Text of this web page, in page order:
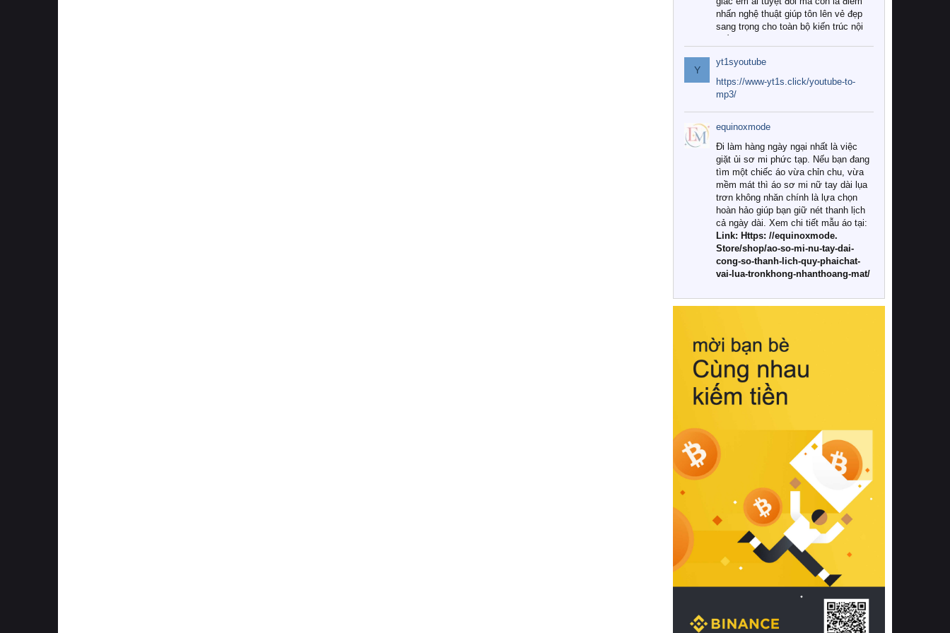
nhấn nghệ thuật giúp tôn lên vẻ đẹp
sang trọng cho toàn bộ kiến trúc nội
Tuy nhiên, giữa thị trường đa dạng
với vô vàn thương hiệu và mẫu mã
như hiện nay, làm thế nào để chọn
được những bộ chăn ga gối đệm cao
cấp thực sự chất lượng, phù hợp với
khí hậu và nhu cầu sử dụng của gia
đình? Hãy cùng chúng tôi đi tìm lời
giải đáp chi tiết qua bài viết dưới đây.
1. Tại sao các gia đình hiện đại lại ưa
chuộng chăn ga gối đệm cao cấp?
Khác với các dòng sản phẩm thông
thường, những bộ chăn ga gối đệm
cao cấp trải qua quy trình sản xuất
nghiêm ngặt từ khâu chọn lọc nguyên
liệu tự nhiên đến công nghệ dệt
nhuộm hiện đại không chứa hóa chất
này, bạn sẽ cảm nhận rõ rệt sự khác
hồi chuẩn xác của phần đệm nâng đỡ
cột sống.
Bên cạnh đó, việc lựa chọn các dòng
sản phẩm đạt chuẩn chất lượng quốc
tế còn giúp ngăn ngừa tình trạng kích
khuẩn và nấm mốc trong điều kiện
thời tiết nóng ẩm. Bạn có thể tìm hiểu
thêm các nghiên cứu khoa học về tác
động của giấc ngủ và môi trường
phòng ngủ đối với sức khỏe con
người tại Sleep Foundation (External
Link) để có cái nhìn toàn diện hơn.
2. Các tiêu chí vàng khi lựa chọn
chăn ga gối đệm cao cấp cho phòng
ngủ
Để sở hữu một bộ chăn ga gối đệm
cao cấp hoàn hảo cả về thẩm mỹ lẫn
công năng, người tiêu dùng cần cân
nhắc kỹ lưỡng các tiêu chí quan trọng
Y
yt1syoutube
https://www-yt1s.click/youtube-to-
mp3/
equinoxmode
Đi làm hàng ngày ngại nhất là việc
giặt ủi sơ mi phức tạp. Nếu bạn đang
tìm một chiếc áo vừa chỉn chu, vừa
mềm mát thì áo sơ mi nữ tay dài lụa
trơn không nhăn chính là lựa chọn
hoàn hảo giúp bạn giữ nét thanh lịch
cả ngày dài. Xem chi tiết mẫu áo tại:
Link: Https: //equinoxmode.
Store/shop/ao-so-mi-nu-tay-dai-
cong-so-thanh-lich-quy-phaichat-
vai-lua-tronkhong-nhanthoang-mat/